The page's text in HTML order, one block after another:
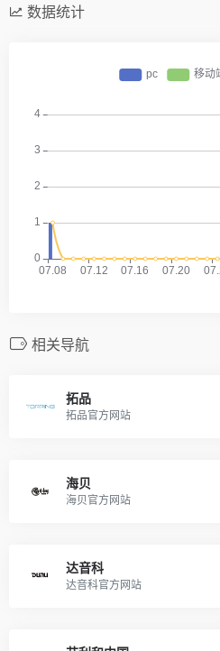
数据统计
相关导航
拓品
拓品官方网站
海贝
海贝官方网站
达音科
达音科官方网站